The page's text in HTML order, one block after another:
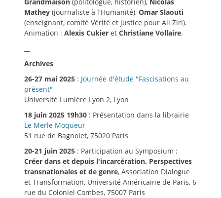
Mathey (journaliste à l'Humanité), Omar Slaouti
(enseignant, comité Vérité et justice pour Ali Ziri).
Animation : Alexis Cukier et Christiane Vollaire.
Archives
26-27 mai 2025 : Journée d'étude "Fascisations au
présent"
Université Lumière Lyon 2, Lyon
18 juin 2025 19h30 : Présentation dans la librairie
Le Merle Moqueur
51 rue de Bagnolet, 75020 Paris
20-21 juin 2025 : Participation au Symposium :
Créer dans et depuis l'incarcération. Perspectives
transnationales et de genre, Association Dialogue
et Transformation, Université Américaine de Paris, 6
rue du Coloniel Combes, 75007 Paris